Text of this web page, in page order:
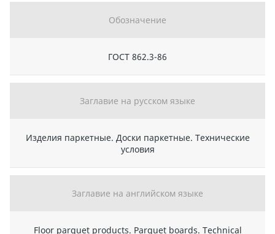
Обозначение
ГОСТ 862.3-86
Заглавие на русском языке
Изделия паркетные. Доски паркетные. Технические
условия
Заглавие на английском языке
Floor parquet products. Parquet boards. Technical